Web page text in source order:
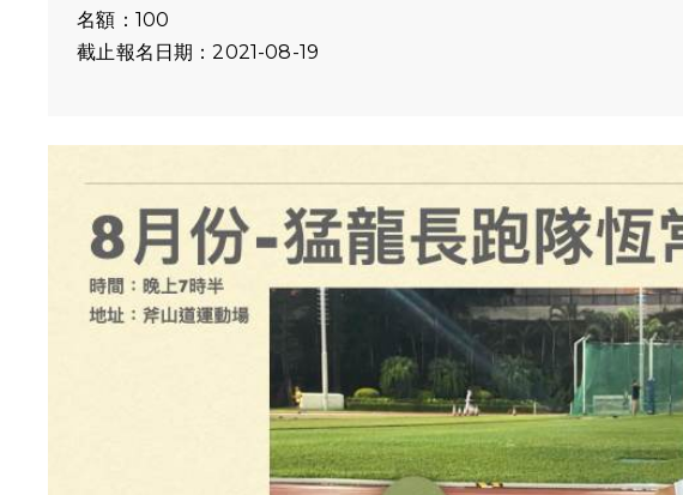
名額：100
截止報名日期：2021-08-19